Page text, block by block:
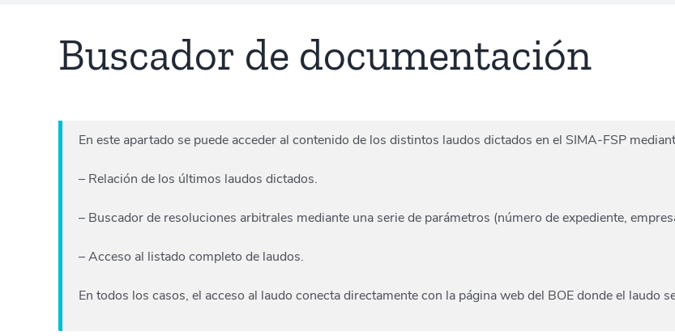
Buscador de documentación
En este apartado se puede acceder al contenido de los distintos laudos dictados en el SIMA-FSP
– Relación de los últimos laudos dictados.
– Buscador de resoluciones arbitrales mediante una serie de parámetros (número de expediente,
– Acceso al listado completo de laudos.
En todos los casos, el acceso al laudo conecta directamente con la página web del BOE donde el laudo